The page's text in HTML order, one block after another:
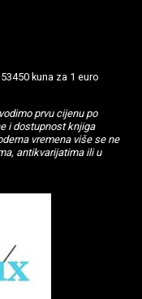
kuna za 1 euro
prvu cijenu po
i dostupnost knjiga
vremena više se ne
antikvarijatima ili u